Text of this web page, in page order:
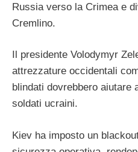
Russia verso la Crimea e
Cremlino.
Il presidente Volodymyr
attrezzature occidentali
blindati dovrebbero aiutare
soldati ucraini.
Kiev ha imposto un